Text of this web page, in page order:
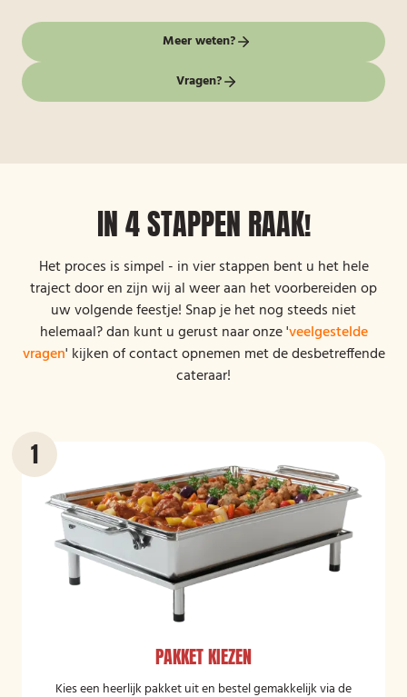
Meer weten?
Vragen?
IN 4 STAPPEN RAAK!
Het proces is simpel - in vier stappen bent u het hele
traject door en zijn wij al weer aan het voorbereiden op
uw volgende feestje! Snap je het nog steeds niet
helemaal? dan kunt u gerust naar onze 'veelgestelde
vragen' kijken of contact opnemen met de desbetreffende
cateraar!
PAKKET KIEZEN
Kies een heerlijk pakket uit en bestel gemakkelijk via de